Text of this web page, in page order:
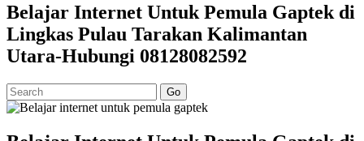
Belajar Internet Untuk Pemula Gaptek di
Lingkas Pulau Tarakan Kalimantan
Utara-Hubungi 08128082592
Go